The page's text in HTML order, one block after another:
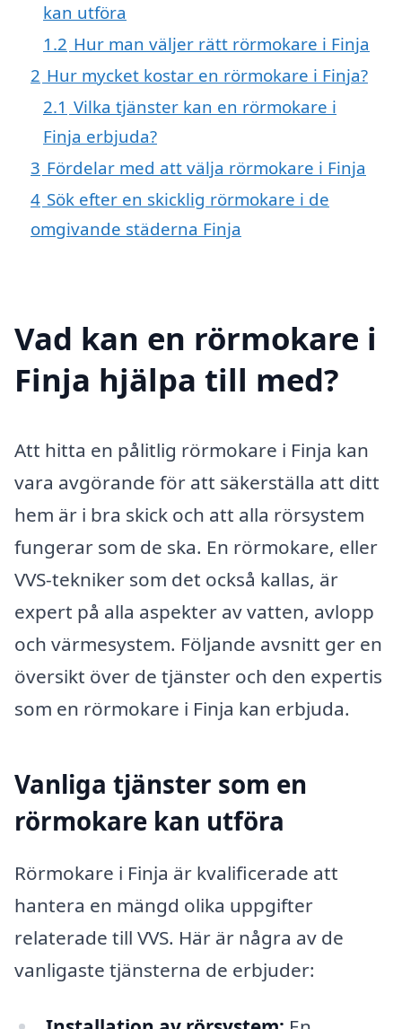
kan utföra
1.2 Hur man väljer rätt rörmokare i Finja
2 Hur mycket kostar en rörmokare i Finja?
2.1 Vilka tjänster kan en rörmokare i
Finja erbjuda?
3 Fördelar med att välja rörmokare i Finja
4 Sök efter en skicklig rörmokare i de
omgivande städerna Finja
Vad kan en rörmokare i
Finja hjälpa till med?
Att hitta en pålitlig rörmokare i Finja kan
vara avgörande för att säkerställa att ditt
hem är i bra skick och att alla rörsystem
fungerar som de ska. En rörmokare, eller
VVS-tekniker som det också kallas, är
expert på alla aspekter av vatten, avlopp
och värmesystem. Följande avsnitt ger en
översikt över de tjänster och den expertis
som en rörmokare i Finja kan erbjuda.
Vanliga tjänster som en
rörmokare kan utföra
Rörmokare i Finja är kvalificerade att
hantera en mängd olika uppgifter
relaterade till VVS. Här är några av de
vanligaste tjänsterna de erbjuder: